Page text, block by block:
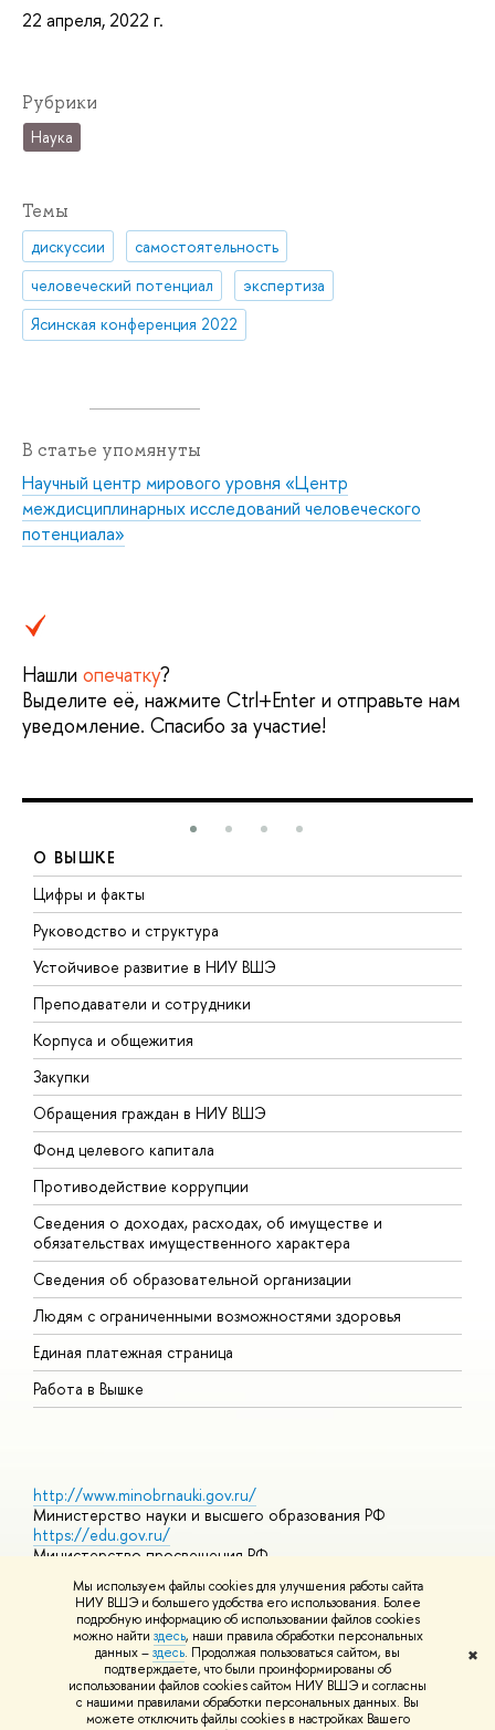
Мы используем файлы cookies для улучшения работы сайта
НИУ ВШЭ и большего удобства его использования. Более
подробную информацию об использовании файлов cookies
можно найти здесь, наши правила обработки персональных
данных –здесь. Продолжая пользоваться сайтом, вы
подтверждаете, что были проинформированы об
использовании файлов cookies сайтом НИУ ВШЭ и согласны
с нашими правилами обработки персональных данных. Вы
можете отключить файлы cookies в настройках Вашего
✖
22 апреля, 2022 г.
Рубрики
Наука
Темы
дискуссии
самостоятельность
человеческий потенциал
экспертиза
Ясинская конференция 2022
В статье упомянуты
Научный центр мирового уровня «Центр
междисциплинарных исследований человеческого
потенциала»
Нашли опечатку?
Выделите её, нажмите Ctrl+Enter и отправьте нам
уведомление. Спасибо за участие!
О ВЫШКЕ
Цифры и факты
Руководство и структура
Устойчивое развитие в НИУ ВШЭ
Преподаватели и сотрудники
Корпуса и общежития
Закупки
Обращения граждан в НИУ ВШЭ
Фонд целевого капитала
Противодействие коррупции
Сведения о доходах, расходах, об имуществе и
обязательствах имущественного характера
Сведения об образовательной организации
Людям с ограниченными возможностями здоровья
Единая платежная страница
Работа в Вышке
http://www.minobrnauki.gov.ru/
Министерство науки и высшего образования РФ
https://edu.gov.ru/
Министерство просвещения РФ
https://elearning.hse.ru/mooc
Массовые открытые онлайн-курсы
© НИУ ВШЭ 1993–2026 Адреса и контактыУсловия
использования материалов Политика конфиденциальности
Шрифты HSE Sans и HSE Slab разработаны вШколе дизайна НИУ